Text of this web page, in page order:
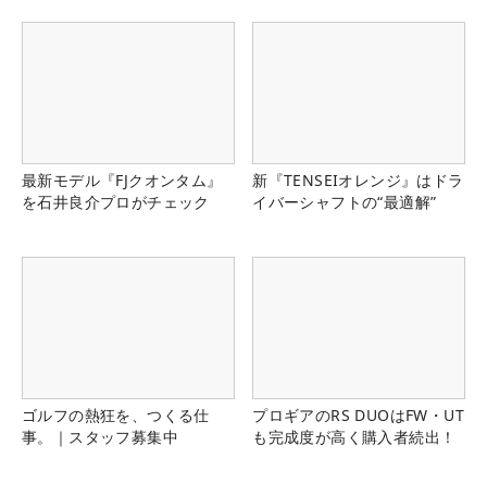
最新モデル『FJクオンタム』
を石井良介プロがチェック
新『TENSEIオレンジ』はドラ
イバーシャフトの“最適解”
ゴルフの熱狂を、つくる仕
事。｜スタッフ募集中
プロギアのRS DUOはFW・UT
も完成度が高く購入者続出！